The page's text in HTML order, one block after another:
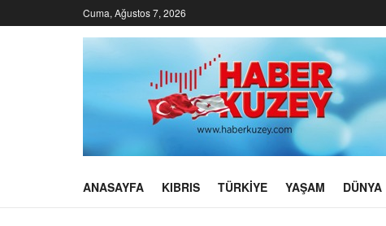
Cuma, Ağustos 7, 2026
ANASAYFA KIBRIS TÜRKIYE YAŞAM DÜNYA